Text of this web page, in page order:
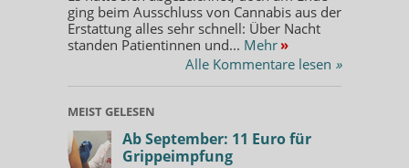
ging beim Ausschluss von Cannabis aus der
Erstattung alles sehr schnell: Über Nacht
standen Patientinnen und... Mehr »
Alle Kommentare lesen »
MEIST GELESEN
Ab September: 11 Euro für
Grippeimpfung